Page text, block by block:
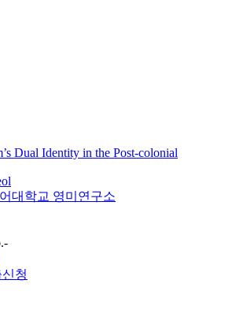
Dual Identity in the Post-colonial
대학교 영미연구소
청